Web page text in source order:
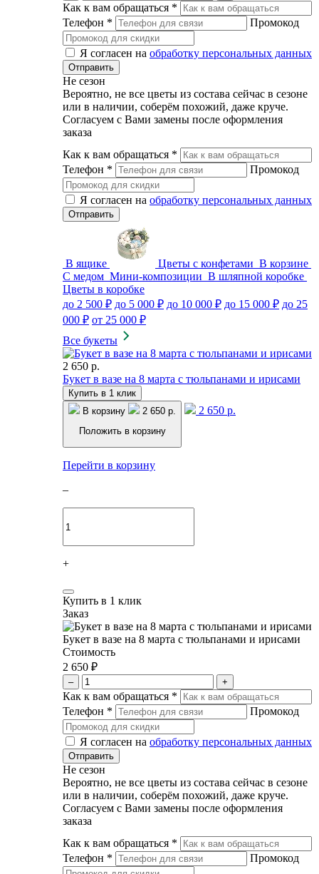
Как к вам обращаться *
Телефон * Промокод
Я согласен на обработку персональных данных
Не сезон
Вероятно, не все цветы из состава сейчас в сезоне
или в наличии, соберём похожий, даже круче.
Согласуем с Вами замены после оформления
заказа
Как к вам обращаться *
Телефон * Промокод
Я согласен на обработку персональных данных
В ящике Цветы с конфетами В корзине
С медом Мини-композиции В шляпной коробке
Цветы в коробке
до 2 500 ₽ до 5 000 ₽ до 10 000 ₽ до 15 000 ₽ до 25
000 ₽ от 25 000 ₽
Все букеты
2 650 р.
Букет в вазе на 8 марта с тюльпанами и ирисами
Купить в 1 клик
В корзину
2 650 р.
Положить в корзину
2 650 р.
Перейти в корзину
–
+
Купить в 1 клик
Заказ
Букет в вазе на 8 марта с тюльпанами и ирисами
Стоимость
2 650 ₽
– +
Как к вам обращаться *
Телефон * Промокод
Я согласен на обработку персональных данных
Не сезон
Вероятно, не все цветы из состава сейчас в сезоне
или в наличии, соберём похожий, даже круче.
Согласуем с Вами замены после оформления
заказа
Как к вам обращаться *
Телефон * Промокод